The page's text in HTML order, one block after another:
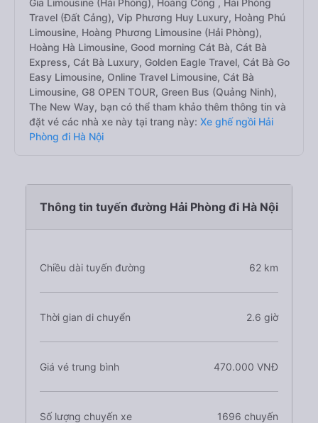
Gia Limousine (Hải Phòng), Hoàng Công , Hải Phòng
Travel (Đất Cảng), Vip Phương Huy Luxury, Hoàng Phú
Limousine, Hoàng Phương Limousine (Hải Phòng),
Hoàng Hà Limousine, Good morning Cát Bà, Cát Bà
Express, Cát Bà Luxury, Golden Eagle Travel, Cát Bà Go
Easy Limousine, Online Travel Limousine, Cát Bà
Limousine, G8 OPEN TOUR, Green Bus (Quảng Ninh),
The New Way, bạn có thể tham khảo thêm thông tin và
đặt vé các nhà xe này tại trang này: Xe ghế ngồi Hải
Phòng đi Hà Nội
Thông tin tuyến đường Hải Phòng đi Hà Nội
Chiều dài tuyến đường 62 km
Thời gian di chuyển 2.6 giờ
Giá vé trung bình 470.000 VNĐ
Số lượng chuyến xe 1696 chuyến